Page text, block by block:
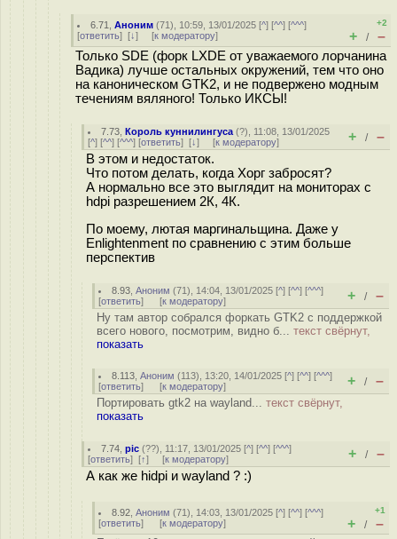
6.71 ,Аноним (71), 10:59, 13/01/2025 [^] [^^] [^^^]
[ответить] [↓] [к модератору]
+2
+ / –
Только SDE (форк LXDE от уважаемого лорчанина
Вадика) лучше остальных окружений, тем что оно
на каноническом GTK2, и не подвержено модным
течениям вяляного! Только ИКСЫ!
7.73 ,Король куннилингуса (?), 11:08, 13/01/2025
[^] [^^] [^^^] [ответить] [↓] [к модератору] + / –
В этом и недостаток.
Что потом делать, когда Хорг забросят?
А нормально все это выглядит на мониторах с
hdpi разрешением 2К, 4К.
По моему, лютая маргинальщина. Даже у
Enlightenment по сравнению с этим больше
перспектив
8.93 ,Аноним (71), 14:04, 13/01/2025 [^] [^^] [^^^]
[ответить] [к модератору] + / –
Ну там автор собрался форкать GTK2 с поддержкой
всего нового, посмотрим, видно б... текст свёрнут,
показать
8.113 ,Аноним (113), 13:20, 14/01/2025 [^] [^^] [^^^]
[ответить] [к модератору] + / –
Портировать gtk2 на wayland... текст свёрнут,
показать
7.74 ,pic (??), 11:17, 13/01/2025 [^] [^^] [^^^]
[ответить] [↑] [к модератору] + / –
А как же hidpi и wayland ? :)
8.92 ,Аноним (71), 14:03, 13/01/2025 [^] [^^] [^^^]
[ответить] [к модератору]
+1
+ / –